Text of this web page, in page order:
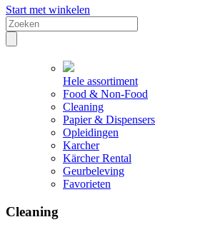
Start met winkelen
Hele assortiment
Food & Non-Food
Cleaning
Papier & Dispensers
Opleidingen
Karcher
Kärcher Rental
Geurbeleving
Favorieten
Cleaning